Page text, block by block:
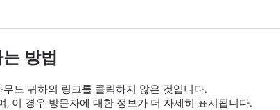
방법
도 귀하의 링크를 클릭하지 않은 것입니다.
, 이 경우 방문자에 대한 정보가 더 자세히 표시됩니다.